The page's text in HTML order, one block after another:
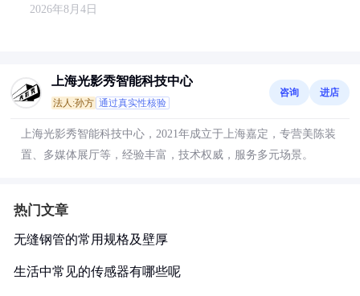
2026年8月4日
上海光影秀智能科技中心
法人:孙方 通过真实性核验
咨询 进店
上海光影秀智能科技中心，2021年成立于上海嘉定，专营美陈装
置、多媒体展厅等，经验丰富，技术权威，服务多元场景。
热门文章
无缝钢管的常用规格及壁厚
生活中常见的传感器有哪些呢